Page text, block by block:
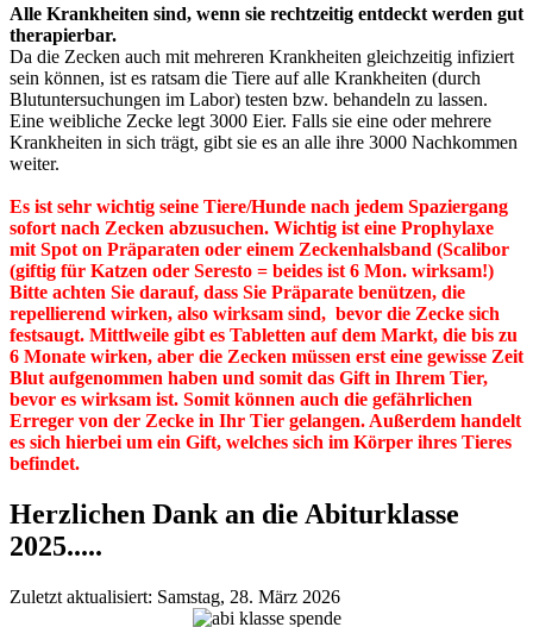
Alle Krankheiten sind, wenn sie rechtzeitig entdeckt werden gut
therapierbar.
Da die Zecken auch mit mehreren Krankheiten gleichzeitig infiziert
sein können, ist es ratsam die Tiere auf alle Krankheiten (durch
Blutuntersuchungen im Labor) testen bzw. behandeln zu lassen.
Eine weibliche Zecke legt 3000 Eier. Falls sie eine oder mehrere
Krankheiten in sich trägt, gibt sie es an alle ihre 3000 Nachkommen
weiter.
Es ist sehr wichtig seine Tiere/Hunde nach jedem Spaziergang
sofort nach Zecken abzusuchen. Wichtig ist eine Prophylaxe
mit Spot on Präparaten oder einem Zeckenhalsband (Scalibor
(giftig für Katzen oder Seresto = beides ist 6 Mon. wirksam!)
Bitte achten Sie darauf, dass Sie Präparate benützen, die
repellierend wirken, also wirksam sind, bevor die Zecke sich
festsaugt. Mittlweile gibt es Tabletten auf dem Markt, die bis zu
6 Monate wirken, aber die Zecken müssen erst eine gewisse Zeit
Blut aufgenommen haben und somit das Gift in Ihrem Tier,
bevor es wirksam ist. Somit können auch die gefährlichen
Erreger von der Zecke in Ihr Tier gelangen. Außerdem handelt
es sich hierbei um ein Gift, welches sich im Körper ihres Tieres
befindet.
Herzlichen Dank an die Abiturklasse
2025.....
Zuletzt aktualisiert: Samstag, 28. März 2026